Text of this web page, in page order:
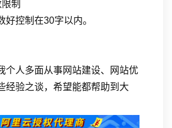
制
好控制在30字以内。
个人多面从事网站建设、网站优
经验之谈，希望能都帮助到大